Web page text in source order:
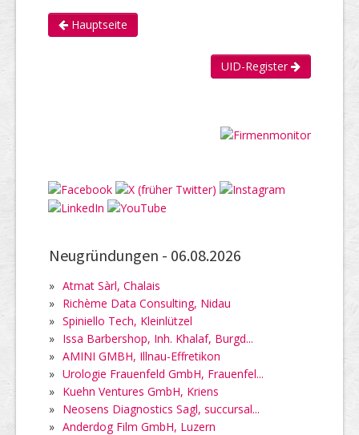
Hauptseite
UID-Register
Neugründungen - 06.08.2026
» Atmat Sàrl, Chalais
» Richème Data Consulting, Nidau
» Spiniello Tech, Kleinlützel
» Issa Barbershop, Inh. Khalaf, Burgd...
» AMINI GMBH, Illnau-Effretikon
» Urologie Frauenfeld GmbH, Frauenfel...
» Kuehn Ventures GmbH, Kriens
» Neosens Diagnostics Sagl, succursal...
» Anderdog Film GmbH, Luzern